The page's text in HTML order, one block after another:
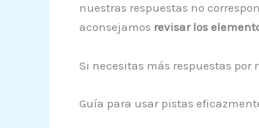
nuestras respuestas no
aconsejamos revisar los
Si necesitas más respuestas
Guía para usar pistas